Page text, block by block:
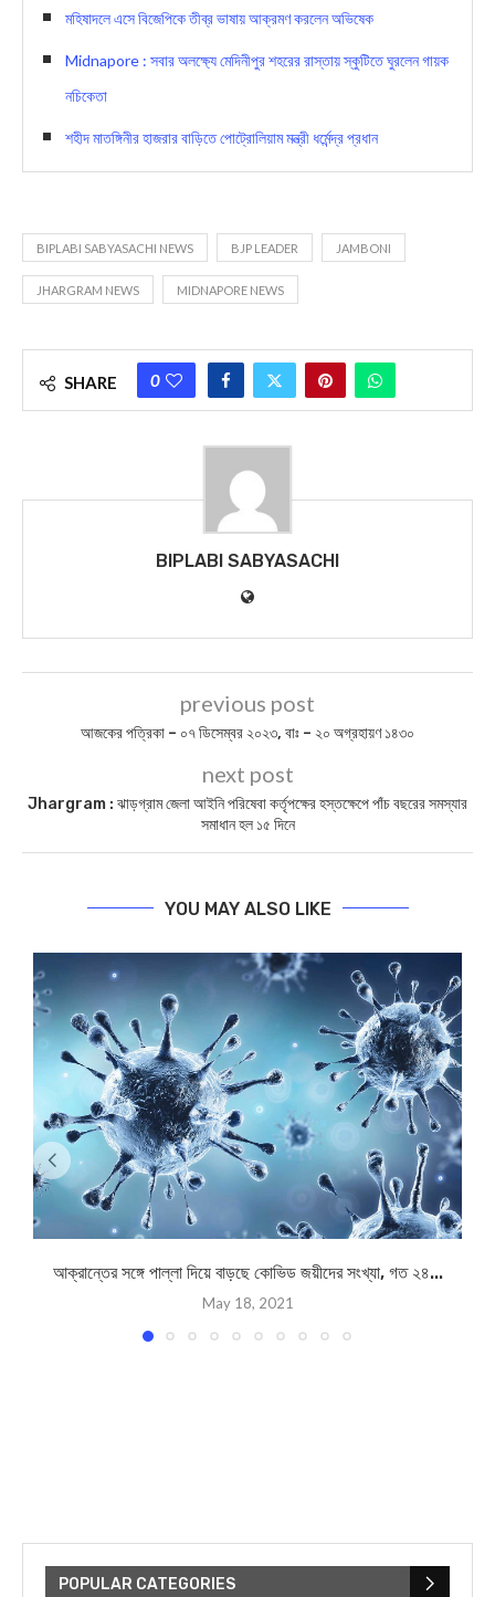
মহিষাদলে এসে বিজেপিকে তীব্র ভাষায় আক্রমণ করলেন অভিষেক
Midnapore : সবার অলক্ষ্যে মেদিনীপুর শহরের রাস্তায় স্কুটিতে ঘুরলেন গায়ক
নচিকেতা
শহীদ মাতঙ্গিনীর হাজরার বাড়িতে পোট্রোলিয়াম মন্ত্রী ধর্মেন্দ্র প্রধান
BIPLABI SABYASACHI NEWS BJP LEADER JAMBONI
JHARGRAM NEWS MIDNAPORE NEWS
SHARE 0
BIPLABI SABYASACHI
previous post
আজকের পত্রিকা – ০৭ ডিসেম্বর ২০২৩, বাঃ – ২০ অগ্রহায়ণ ১৪৩০
next post
Jhargram : ঝাড়গ্রাম জেলা আইনি পরিষেবা কর্তৃপক্ষের হস্তক্ষেপে পাঁচ বছরের সমস্যার
সমাধান হল ১৫ দিনে
YOU MAY ALSO LIKE
আক্রান্তের সঙ্গে পাল্লা দিয়ে বাড়ছে কোভিড জয়ীদের সংখ্যা, গত ২৪...
May 18, 2021
POPULAR CATEGORIES